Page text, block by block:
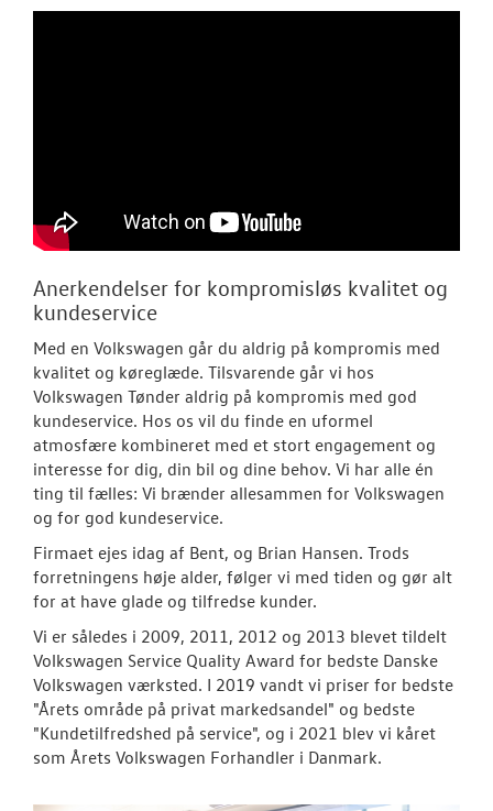
Anerkendelser for kompromisløs kvalitet og
kundeservice
Med en Volkswagen går du aldrig på kompromis med
kvalitet og køreglæde. Tilsvarende går vi hos
Volkswagen Tønder aldrig på kompromis med god
kundeservice. Hos os vil du finde en uformel
atmosfære kombineret med et stort engagement og
interesse for dig, din bil og dine behov. Vi har alle én
ting til fælles: Vi brænder allesammen for Volkswagen
og for god kundeservice.
Firmaet ejes idag af Bent, og Brian Hansen. Trods
forretningens høje alder, følger vi med tiden og gør alt
for at have glade og tilfredse kunder.
Vi er således i 2009, 2011, 2012 og 2013 blevet tildelt
Volkswagen Service Quality Award for bedste Danske
Volkswagen værksted. I 2019 vandt vi priser for bedste
"Årets område på privat markedsandel" og bedste
"Kundetilfredshed på service", og i 2021 blev vi kåret
som Årets Volkswagen Forhandler i Danmark.